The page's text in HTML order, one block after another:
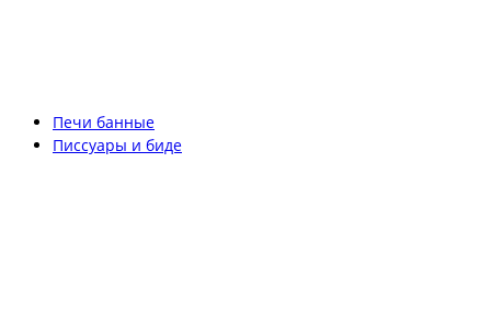
Печи банные
Писсуары и биде